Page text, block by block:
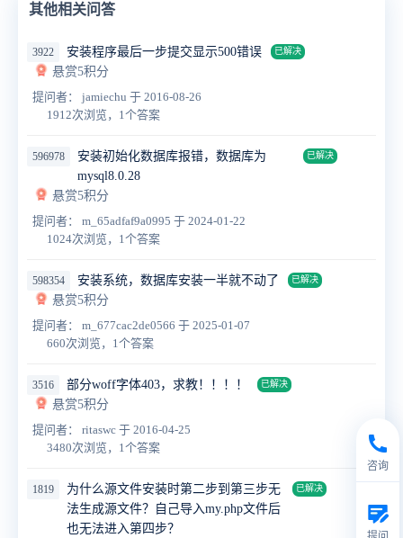
其他相关问答
3922 安装程序最后一步提交显示500错误 已解决
悬赏5积分
提问者： jamiechu 于 2016-08-26
1912次浏览，1个答案
596978
安装初始化数据库报错，数据库为
mysql8.0.28
已解决
悬赏5积分
提问者： m_65adfaf9a0995 于 2024-01-22
1024次浏览，1个答案
598354 安装系统，数据库安装一半就不动了 已解决
悬赏5积分
提问者： m_677cac2de0566 于 2025-01-07
660次浏览，1个答案
3516 部分woff字体403，求教！！！！ 已解决
悬赏5积分
提问者： ritaswc 于 2016-04-25
3480次浏览，1个答案
1819
为什么源文件安装时第二步到第三步无
法生成源文件？自己导入my.php文件后
也无法进入第四步？
已解决
咨询